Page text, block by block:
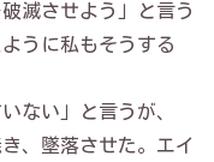
滅させよう」と言う
うに私もそうする
ない」と言うが、
、墜落させた。エイ